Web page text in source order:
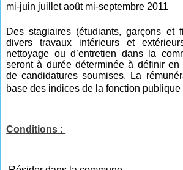
mi-juin juillet août mi-septembre 2011
Des stagiaires (étudiants, garçons et
divers travaux intérieurs et
nettoyage ou d’entretien dans la
seront à durée déterminée à définir en
de candidatures soumises. La
base des indices de la fonction publique
Conditions :